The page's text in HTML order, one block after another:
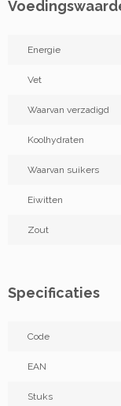
Energie
Vet
Waarvan verzadigd
Koolhydraten
Waarvan suikers
Eiwitten
Zout
Specificaties
Code
EAN
Stuks